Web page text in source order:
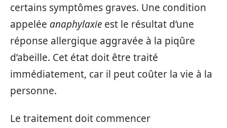
certains symptômes graves. Une condition
appelée anaphylaxie est le résultat d’une
réponse allergique aggravée à la piqûre
d’abeille. Cet état doit être traité
immédiatement, car il peut coûter la vie à la
personne.
Le traitement doit commencer